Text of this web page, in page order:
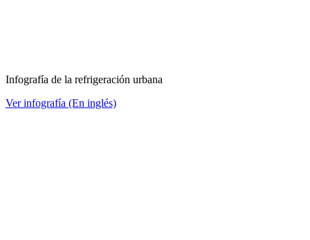
Infografía de la refrigeración urbana
Ver infografía (En inglés)